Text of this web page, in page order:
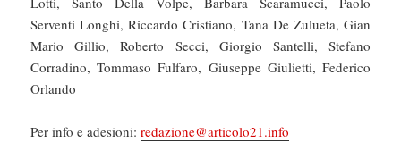
Serventi Longhi, Riccardo Cristiano, Tana De Zulueta, Gian
Mario Gillio, Roberto Secci, Giorgio Santelli, Stefano
Corradino, Tommaso Fulfaro, Giuseppe Giulietti, Federico
Orlando
Per info e adesioni:redazione@articolo21.info